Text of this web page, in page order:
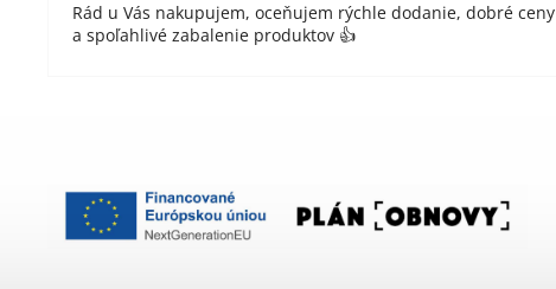
Rád u Vás nakupujem, oceňujem rýchle dodanie, dobré ceny
a spoľahlivé zabalenie produktov 👍